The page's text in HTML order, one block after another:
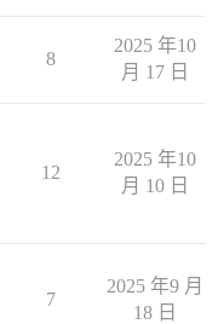
8
2025 年10
月 17 日
12
2025 年10
月 10 日
7
2025 年9 月
18 日